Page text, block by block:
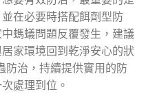
在必要時搭配餌劑型防
螞蟻問題反覆發生，建議
家環境回到乾淨安心的狀
防治，持續提供實用的防
處理到位。